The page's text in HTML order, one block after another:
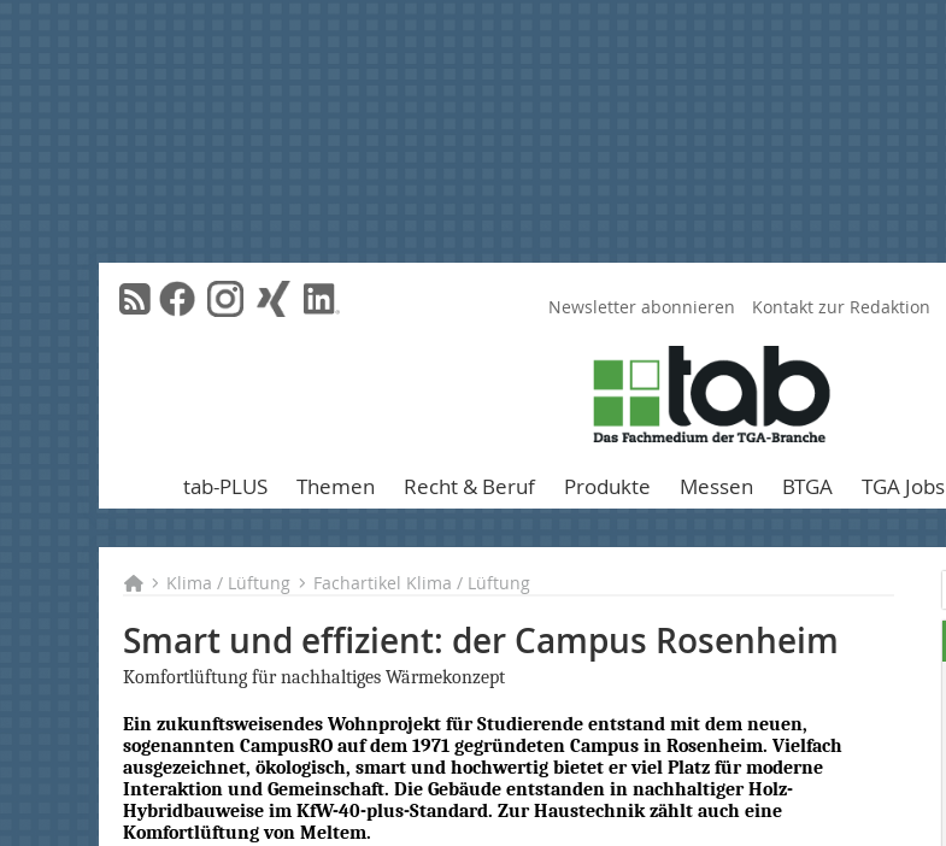
Newsletter abonnieren Kontakt zur Redaktion
tab-PLUS Themen Recht & Beruf Produkte Messen BTGA TGA Jobs
Klima / Lüftung Fachartikel Klima / Lüftung
Smart und effizient: der Campus Rosenheim
Komfortlüftung für nachhaltiges Wärmekonzept
Ein zukunftsweisendes Wohnprojekt für Studierende entstand mit dem neuen,
sogenannten CampusRO auf dem 1971 gegründeten Campus in Rosenheim. Vielfach
ausgezeichnet, ökologisch, smart und hochwertig bietet er viel Platz für moderne
Interaktion und Gemeinschaft. Die Gebäude entstanden in nachhaltiger Holz-
Hybridbauweise im KfW-40-plus-Standard. Zur Haustechnik zählt auch eine
Komfortlüftung von Meltem.